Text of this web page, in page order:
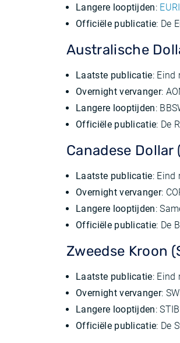
Langere looptijden:
Officiële publicatie: De
Australische
Laatste publicatie: Eind
Overnight vervanger:
Langere looptijden:
Officiële publicatie: De
Canadese Dollar
Laatste publicatie: Eind
Overnight vervanger:
Langere looptijden:
Officiële publicatie: De
Zweedse Kroon
Laatste publicatie: Eind
Overnight vervanger:
Langere looptijden:
Officiële publicatie: De